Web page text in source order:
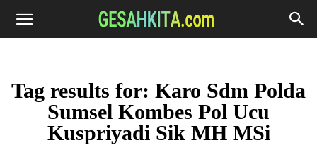
Tag results for: Karo Sdm Polda
Sumsel Kombes Pol Ucu
Kuspriyadi Sik MH MSi